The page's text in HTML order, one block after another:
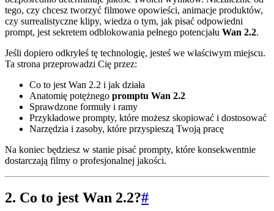
tego, czy chcesz tworzyć filmowe opowieści, animacje produktów,
czy surrealistyczne klipy, wiedza o tym, jak pisać odpowiedni
prompt, jest sekretem odblokowania pełnego potencjału Wan 2.2.
Jeśli dopiero odkryłeś tę technologię, jesteś we właściwym miejscu.
Ta strona przeprowadzi Cię przez:
Co to jest Wan 2.2 i jak działa
Anatomię potężnego promptu Wan 2.2
Sprawdzone formuły i ramy
Przykładowe prompty, które możesz skopiować i dostosować
Narzędzia i zasoby, które przyspieszą Twoją pracę
Na koniec będziesz w stanie pisać prompty, które konsekwentnie
dostarczają filmy o profesjonalnej jakości.
2. Co to jest Wan 2.2?#